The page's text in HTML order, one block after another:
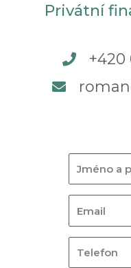
Privátní
+420